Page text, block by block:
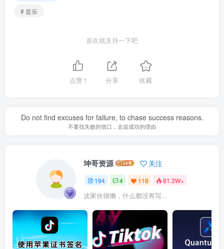
# 音乐
喜欢就支持一下吧
点赞1 分享 收藏
Do not find excuses for failure, to chase success reasons.
不要找失败的借口，去追成功的理由
坤哥资源 关注
194 4 118 81.3W+
这家伙很懒，什么都没有写...